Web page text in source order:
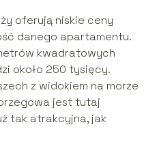
oferują niskie ceny
danego apartamentu.
kwadratowych
około 250 tysięcy.
z widokiem na morze
jest tutaj
tak atrakcyjna, jak